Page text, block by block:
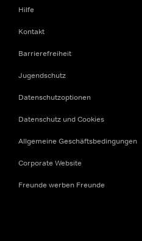
Hilfe
Kontakt
Barrierefreiheit
Jugendschutz
Datenschutzoptionen
Datenschutz und Cookies
Allgemeine Geschäftsbedingungen
Corporate Website
Freunde werben Freunde